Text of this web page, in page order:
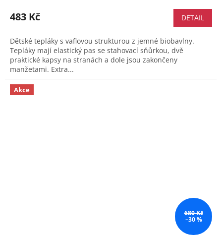
483 Kč DETAIL
Dětské tepláky s vaflovou strukturou z jemné biobavlny.
Tepláky mají elastický pas se stahovací sňůrkou, dvě
praktické kapsy na stranách a dole jsou zakončeny
manžetami. Extra...
Akce
680 Kč
–30 %